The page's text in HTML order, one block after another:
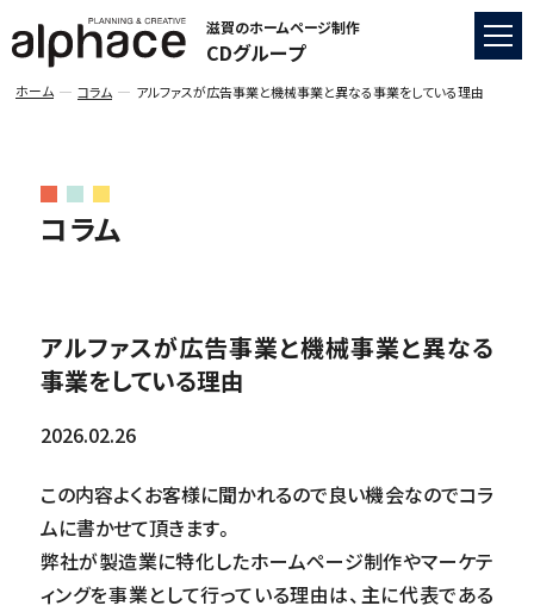
滋賀のホームページ制作
CDグループ
コラム
ホーム コラム アルファスが広告事業と機械事業と異なる事業をしている理由
アルファスが広告事業と機械事業と異なる
事業をしている理由
2026.02.26
この内容よくお客様に聞かれるので良い機会なのでコラ
ムに書かせて頂きます。
弊社が製造業に特化したホームページ制作やマーケテ
ィングを事業として行っている理由は、主に代表である